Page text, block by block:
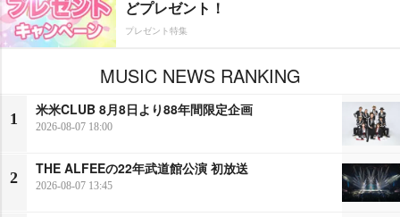
どプレゼント！
プレゼント特集
MUSIC NEWS RANKING
1
米米CLUB 8月8日より88年間限定企画
2026-08-07 18:00
2
THE ALFEEの22年武道館公演 初放送
2026-08-07 13:45